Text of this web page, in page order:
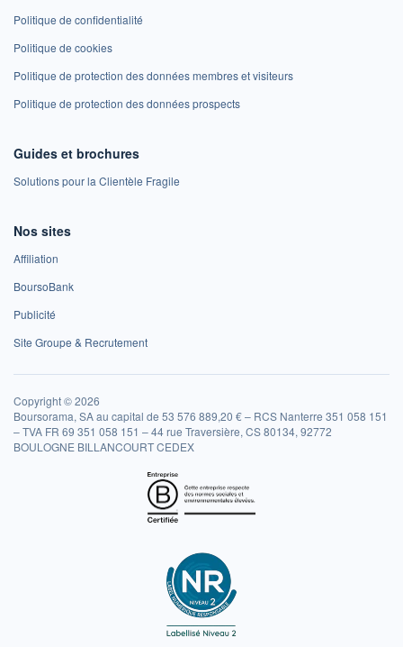
Politique de confidentialité
Politique de cookies
Politique de protection des données membres et visiteurs
Politique de protection des données prospects
Guides et brochures
Solutions pour la Clientèle Fragile
Nos sites
Affiliation
BoursoBank
Publicité
Site Groupe & Recrutement
Copyright © 2026
Boursorama, SA au capital de 53 576 889,20 € – RCS Nanterre 351 058 151
– TVA FR 69 351 058 151 – 44 rue Traversière, CS 80134, 92772
BOULOGNE BILLANCOURT CEDEX